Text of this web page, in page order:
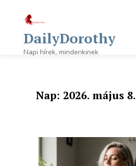
content
DailyDorothy
Napi hírek, mindenkinek
Nap: 2026. május 8.